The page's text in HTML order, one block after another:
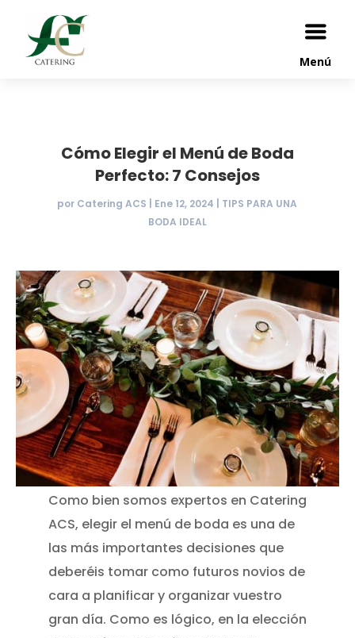
Menú
Cómo Elegir el Menú de Boda
Perfecto: 7 Consejos
por Catering ACS Ene 12, 2024
TIPS PARA UNA
BODA IDEAL
Como bien somos expertos en Catering
ACS, elegir el menú de boda es una de
las más importantes decisiones que
deberéis tomar como futuros novios de
cara a planificar y organizar vuestro
gran día. Como es lógico, en la elección